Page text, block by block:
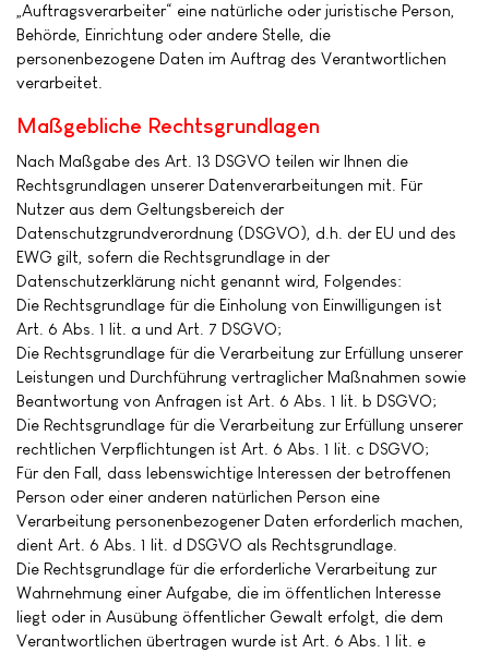
„Auftragsverarbeiter“ eine natürliche oder juristische Person,
Behörde, Einrichtung oder andere Stelle, die
personenbezogene Daten im Auftrag des Verantwortlichen
verarbeitet.
Maßgebliche Rechtsgrundlagen
Nach Maßgabe des Art. 13 DSGVO teilen wir Ihnen die
Rechtsgrundlagen unserer Datenverarbeitungen mit. Für
Nutzer aus dem Geltungsbereich der
Datenschutzgrundverordnung (DSGVO), d.h. der EU und des
EWG gilt, sofern die Rechtsgrundlage in der
Datenschutzerklärung nicht genannt wird, Folgendes:
Die Rechtsgrundlage für die Einholung von Einwilligungen ist
Art. 6 Abs. 1 lit. a und Art. 7 DSGVO;
Die Rechtsgrundlage für die Verarbeitung zur Erfüllung unserer
Leistungen und Durchführung vertraglicher Maßnahmen sowie
Beantwortung von Anfragen ist Art. 6 Abs. 1 lit. b DSGVO;
Die Rechtsgrundlage für die Verarbeitung zur Erfüllung unserer
rechtlichen Verpflichtungen ist Art. 6 Abs. 1 lit. c DSGVO;
Für den Fall, dass lebenswichtige Interessen der betroffenen
Person oder einer anderen natürlichen Person eine
Verarbeitung personenbezogener Daten erforderlich machen,
dient Art. 6 Abs. 1 lit. d DSGVO als Rechtsgrundlage.
Die Rechtsgrundlage für die erforderliche Verarbeitung zur
Wahrnehmung einer Aufgabe, die im öffentlichen Interesse
liegt oder in Ausübung öffentlicher Gewalt erfolgt, die dem
Verantwortlichen übertragen wurde ist Art. 6 Abs. 1 lit. e